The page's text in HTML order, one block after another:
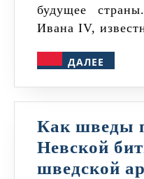
будущее
Ивана IV,
ДАЛЕЕ
Как шведы
Невской
шведской